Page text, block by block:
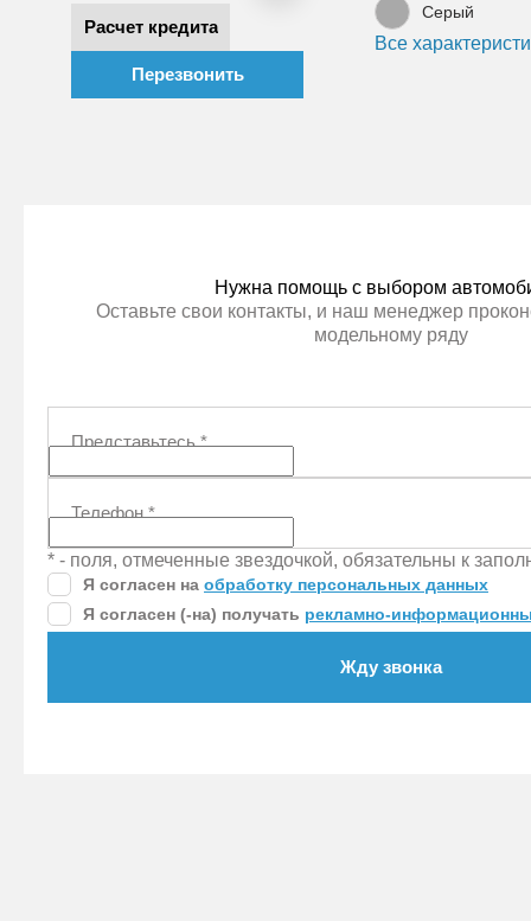
Серый
Все
Расчет кредита
Перезвонить
Нужна помощь с выбором
Оставьте свои контакты, и наш менеджер
модельному ряду
Представьтесь*
Телефон*
* - поля, отмеченные звездочкой, обязательны к
Я согласен на обработку персональных данных
Я согласен (-на) получать рекламно-
Жду звонка